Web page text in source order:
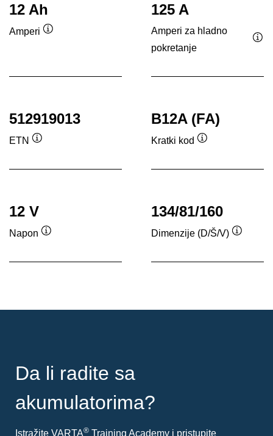
12 Ah
Amperi
125 A
Amperi za hladno
pokretanje
512919013
ETN
B12A (FA)
Kratki kod
12 V
Napon
134/81/160
Dimenzije (D/Š/V)
Da li radite sa
akumulatorima?
Istražite VARTA® Training Academy i pristupite